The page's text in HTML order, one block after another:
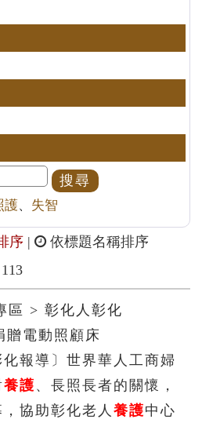
護、 失智
序 |
依標題名稱排序
區 > 彰化人彰化
贈電動照顧床
化報導〕世界華人工商婦
養護 、長照長者的關懷，
協助彰化老人 養護中心